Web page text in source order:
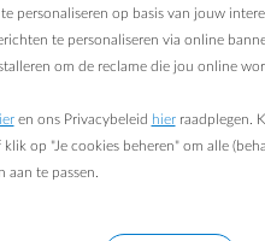
Read more
5 mythes
personaliseren op basis van jouw
te personaliseren via online
om de reclame die jou online
en ons Privacybeleid hierraadplegen.
op "Je cookies beheren" om alle
te passen.